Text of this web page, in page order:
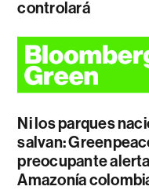
controlará
Ni los parques
salvan:
preocupante
Amazonía